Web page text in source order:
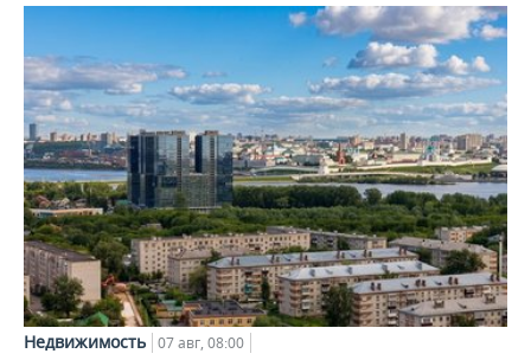
Недвижимость 07 авг, 08:00